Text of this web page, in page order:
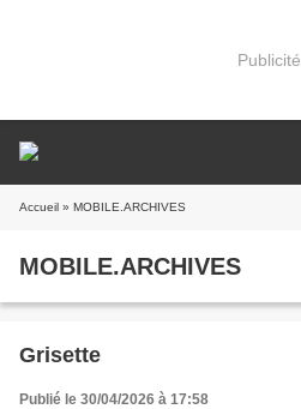
Publicité
Accueil » MOBILE.ARCHIVES
MOBILE.ARCHIVES
Grisette
Publié le 30/04/2026 à 17:58